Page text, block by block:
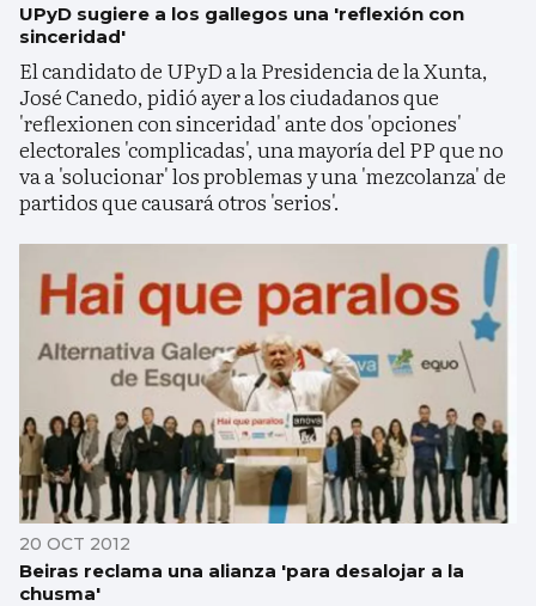
UPyD sugiere a los gallegos una 'reflexión con
sinceridad'
El candidato de UPyD a la Presidencia de la Xunta,
José Canedo, pidió ayer a los ciudadanos que
'reflexionen con sinceridad' ante dos 'opciones'
electorales 'complicadas', una mayoría del PP que no
va a 'solucionar' los problemas y una 'mezcolanza' de
partidos que causará otros 'serios'.
20 OCT 2012
Beiras reclama una alianza 'para desalojar a la
chusma'